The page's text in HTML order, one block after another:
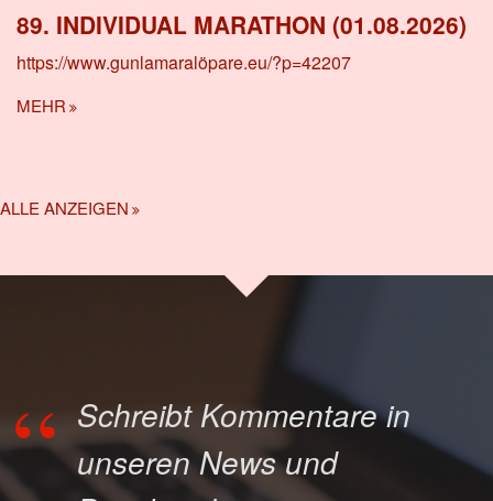
89. INDIVIDUAL MARATHON (01.08.2026)
https://www.gunlamaralöpare.eu/?p=42207
MEHR
ALLE ANZEIGEN
Schreibt Kommentare in
unseren News und